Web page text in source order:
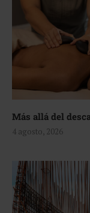
Más allá del
4 agosto, 2026